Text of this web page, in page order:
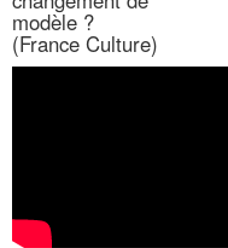
modèle ?
(France Culture)